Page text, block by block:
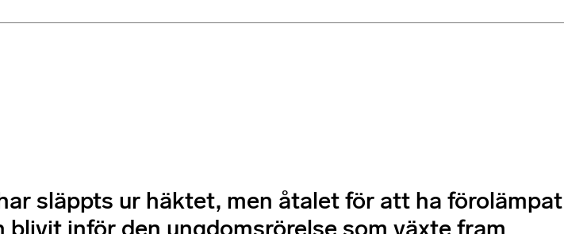
släppts ur häktet, men åtalet för att ha förolämpat